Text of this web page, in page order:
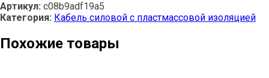
Артикул: c08b9adf19a5
Категория: Кабель силовой с пластмассовой изоляцией
Похожие товары